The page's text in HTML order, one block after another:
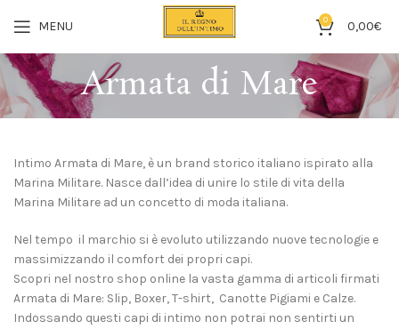
MENU 0 0,00€
Armata di Mare
Intimo Armata di Mare, è un brand storico italiano ispirato alla
Marina Militare. Nasce dall’idea di unire lo stile di vita della
Marina Militare ad un concetto di moda italiana.
Nel tempo il marchio si è evoluto utilizzando nuove tecnologie e
massimizzando il comfort dei propri capi.
Scopri nel nostro shop online la vasta gamma di articoli firmati
Armata di Mare: Slip, Boxer, T-shirt, Canotte Pigiami e Calze.
Indossando questi capi di intimo non potrai non sentirti un